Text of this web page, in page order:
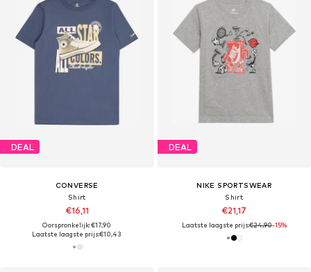
DEAL
CONVERSE
Shirt
€16,11
Oorspronkelijk: €17,90
Laatste laagste prijs:€10,43
DEAL
NIKE SPORTSWEAR
Shirt
€21,17
Laatste laagste prijs:€24,90-15%